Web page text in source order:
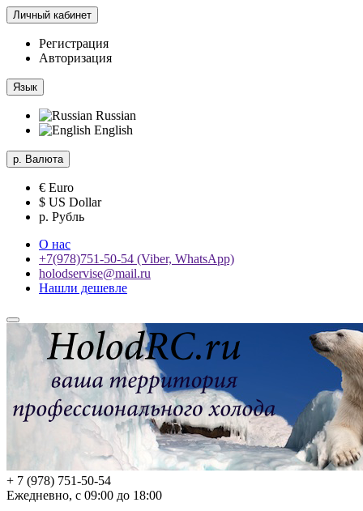
Личный кабинет
Регистрация
Авторизация
Язык
Russian
English
р. Валюта
€ Euro
$ US Dollar
р. Рубль
О нас
+7(978)751-50-54 (Viber, WhatsApp)
holodservise@mail.ru
Нашли дешевле
+ 7 (978) 751-50-54
Ежедневно, с 09:00 до 18:00